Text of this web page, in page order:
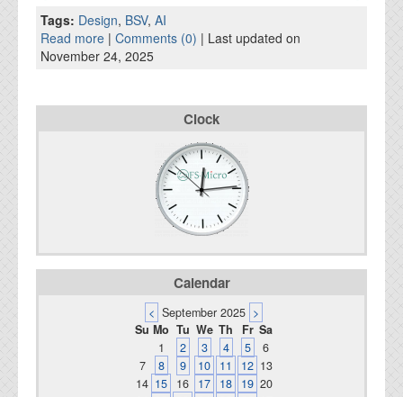
Tags: Design, BSV, AI
Read more | Comments (0) | Last updated on
November 24, 2025
Clock
Calendar
< September 2025 >
Su Mo Tu We Th Fr Sa
1
2 3 4 5
6
7
8 9 10 11 12 13
14 15 16 17 18 19 20